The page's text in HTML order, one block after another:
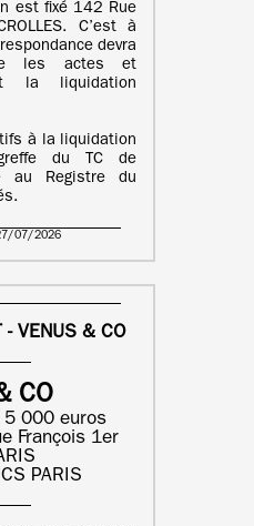
est fixé 142 Rue
C’est à
devra
les actes et
la liquidation
à la liquidation
du TC de
au Registre du
07/2026
- VENUS & CO
CO
5 000 euros
François 1er
PARIS